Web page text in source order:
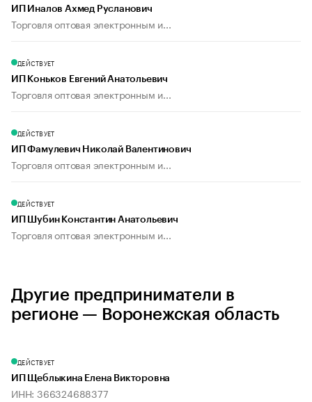
ИП Иналов Ахмед Русланович
Торговля оптовая электронным и...
ДЕЙСТВУЕТ
ИП Коньков Евгений Анатольевич
Торговля оптовая электронным и...
ДЕЙСТВУЕТ
ИП Фамулевич Николай Валентинович
Торговля оптовая электронным и...
ДЕЙСТВУЕТ
ИП Шубин Константин Анатольевич
Торговля оптовая электронным и...
Другие предприниматели в
регионе — Воронежская область
ДЕЙСТВУЕТ
ИП Щеблыкина Елена Викторовна
ИНН: 366324688377